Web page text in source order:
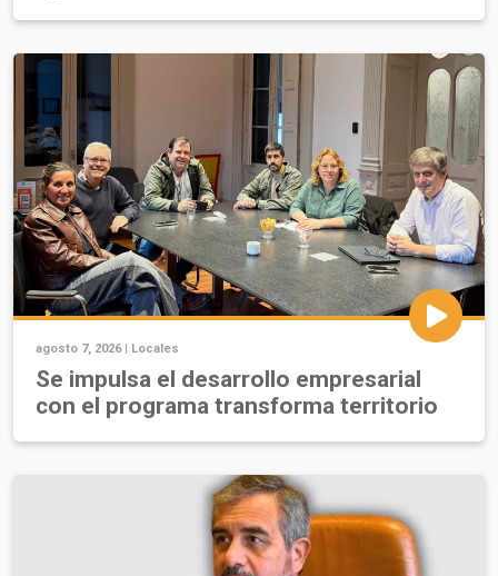
agosto 7, 2026 | Locales
Se impulsa el desarrollo empresarial
con el programa transforma territorio